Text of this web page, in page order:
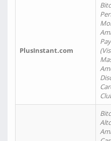
PlusInstant.com